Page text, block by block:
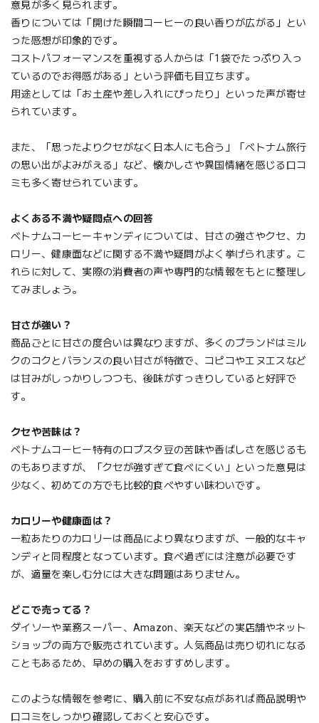
意見が多く見られます。
香りについては「開けた瞬間コーヒーの良い香りが広がる」とい
った感想が印象的です。
コストパフォーマンスを重視する人からは「1袋でたっぷり入っ
ているのでお得感がある」という評価も目立ちます。
用途としては「お土産や差し入れにぴったり」といった声が寄せ
られています。
また、「思ったよりクセがなく日本人にも合う」「ベトナム旅行
の思い出がよみがえる」など、懐かしさや異国情緒を感じる口コ
ミも多く寄せられています。
よくある不満や疑問点への回答
ベトナムコーヒーキャンディについては、甘さの強さやクセ、カ
ロリー、健康面などに関する不満や疑問がよく挙げられます。こ
れらに対して、実際の消費者の声や専門的な情報をもとに整理し
てみましょう。
甘さが強い？
商品ごとに甘さの度合いは異なりますが、多くのブランドはミル
クのコクとバランスの良い甘さが特徴で、コピコやエヌエスなど
は甘みがしっかりしつつも、後味がすっきりしていると好評で
す。
クセや苦味は？
ベトナムコーヒー特有のロブスタ豆の苦味や香ばしさを感じるも
のもありますが、「クセが強すぎて食べにくい」といった意見は
少なく、初めての方でも比較的食べやすい味わいです。
カロリーや健康面は？
一粒あたりのカロリーは商品により異なりますが、一般的なキャ
ンディと同程度となっています。食べ過ぎには注意が必要です
が、適量を楽しむ分には大きな問題はありません。
どこで売ってる？
ダイソーや業務スーパー、Amazon、楽天などの実店舗やネット
ショップの両方で販売されています。人気商品は売り切れになる
こともあるため、早めの購入をおすすめします。
このような情報を参考に、購入前に不安な点があれば商品説明や
口コミをしっかり確認しておくと安心です。